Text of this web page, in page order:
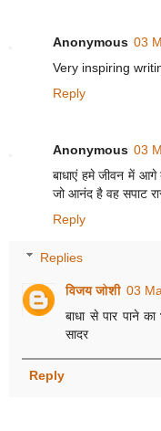
Anonymous 03
Very inspiring
Reply
Anonymous 03
बाधाएं हमे जीवन में आगे
जो आनंद है वह सपाट
Reply
Replies
विजय जोशी 03
बाधा से पार पाने
सादर
Reply